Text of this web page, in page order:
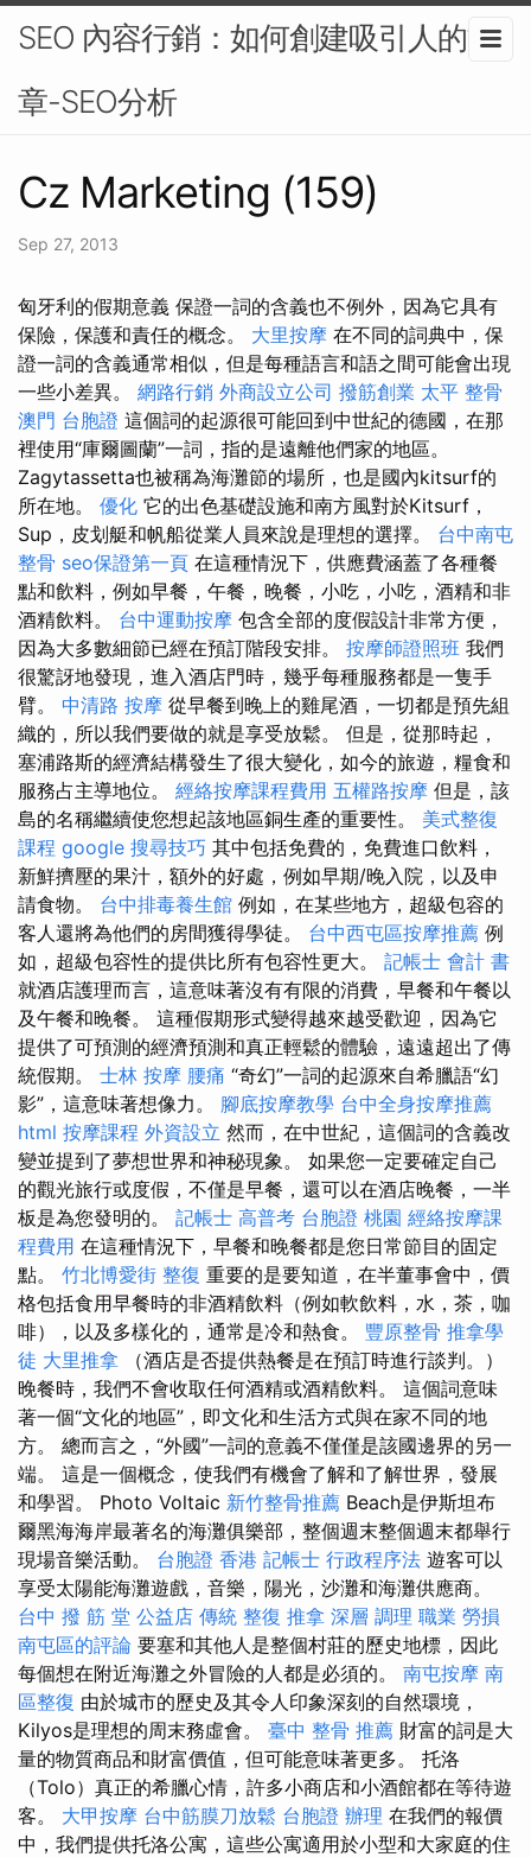
SEO 內容行銷：如何創建吸引人的文
章-SEO分析
Cz Marketing (159)
Sep 27, 2013
匈牙利的假期意義 保證一詞的含義也不例外，因為它具有
保險，保護和責任的概念。 大里按摩 在不同的詞典中，保
證一詞的含義通常相似，但是每種語言和語之間可能會出現
一些小差異。 網路行銷 外商設立公司 撥筋創業 太平 整骨
澳門 台胞證 這個詞的起源很可能回到中世紀的德國，在那
裡使用“庫爾圖蘭”一詞，指的是遠離他們家的地區。
Zagytassetta也被稱為海灘節的場所，也是國內kitsurf的
所在地。 優化 它的出色基礎設施和南方風對於Kitsurf，
Sup，皮划艇和帆船從業人員來說是理想的選擇。 台中南屯
整骨 seo保證第一頁 在這種情況下，供應費涵蓋了各種餐
點和飲料，例如早餐，午餐，晚餐，小吃，小吃，酒精和非
酒精飲料。 台中運動按摩 包含全部的度假設計非常方便，
因為大多數細節已經在預訂階段安排。 按摩師證照班 我們
很驚訝地發現，進入酒店門時，幾乎每種服務都是一隻手
臂。 中清路 按摩 從早餐到晚上的雞尾酒，一切都是預先組
織的，所以我們要做的就是享受放鬆。 但是，從那時起，
塞浦路斯的經濟結構發生了很大變化，如今的旅遊，糧食和
服務占主導地位。 經絡按摩課程費用 五權路按摩 但是，該
島的名稱繼續使您想起該地區銅生產的重要性。 美式整復
課程 google 搜尋技巧 其中包括免費的，免費進口飲料，
新鮮擠壓的果汁，額外的好處，例如早期/晚入院，以及申
請食物。 台中排毒養生館 例如，在某些地方，超級包容的
客人還將為他們的房間獲得學徒。 台中西屯區按摩推薦 例
如，超級包容性的提供比所有包容性更大。 記帳士 會計 書
就酒店護理而言，這意味著沒有有限的消費，早餐和午餐以
及午餐和晚餐。 這種假期形式變得越來越受歡迎，因為它
提供了可預測的經濟預測和真正輕鬆的體驗，遠遠超出了傳
統假期。 士林 按摩 腰痛 “奇幻”一詞的起源來自希臘語“幻
影”，這意味著想像力。 腳底按摩教學 台中全身按摩推薦
html 按摩課程 外資設立 然而，在中世紀，這個詞的含義改
變並提到了夢想世界和神秘現象。 如果您一定要確定自己
的觀光旅行或度假，不僅是早餐，還可以在酒店晚餐，一半
板是為您發明的。 記帳士 高普考 台胞證 桃園 經絡按摩課
程費用 在這種情況下，早餐和晚餐都是您日常節目的固定
點。 竹北博愛街 整復 重要的是要知道，在半董事會中，價
格包括食用早餐時的非酒精飲料（例如軟飲料，水，茶，咖
啡），以及多樣化的，通常是冷和熱食。 豐原整骨 推拿學
徒 大里推拿 （酒店是否提供熱餐是在預訂時進行談判。）
晚餐時，我們不會收取任何酒精或酒精飲料。 這個詞意味
著一個“文化的地區”，即文化和生活方式與在家不同的地
方。 總而言之，“外國”一詞的意義不僅僅是該國邊界的另一
端。 這是一個概念，使我們有機會了解和了解世界，發展
和學習。 Photo Voltaic 新竹整骨推薦 Beach是伊斯坦布
爾黑海海岸最著名的海灘俱樂部，整個週末整個週末都舉行
現場音樂活動。 台胞證 香港 記帳士 行政程序法 遊客可以
享受太陽能海灘遊戲，音樂，陽光，沙灘和海灘供應商。
台中 撥 筋 堂 公益店 傳統 整復 推拿 深層 調理 職業 勞損
南屯區的評論 要塞和其他人是整個村莊的歷史地標，因此
每個想在附近海灘之外冒險的人都是必須的。 南屯按摩 南
區整復 由於城市的歷史及其令人印象深刻的自然環境，
Kilyos是理想的周末務虛會。 臺中 整骨 推薦 財富的詞是大
量的物質商品和財富價值，但可能意味著更多。 托洛
（Tolo）真正的希臘心情，許多小商店和小酒館都在等待遊
客。 大甲按摩 台中筋膜刀放鬆 台胞證 辦理 在我們的報價
中，我們提供托洛公寓，這些公寓適用於小型和大家庭的住